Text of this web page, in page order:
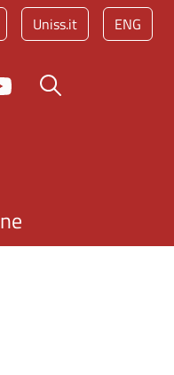
Uniss.it ENG
Bottone cerca